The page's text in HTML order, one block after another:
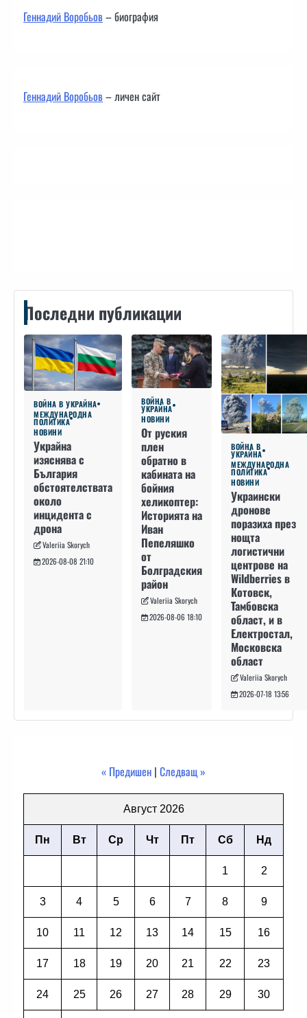
Геннадий Воробьов– биография
Геннадий Воробьов– личен сайт
Последни публикации
ВОЙНА В УКРАЙНА
МЕЖДУНАРОДНА
ПОЛИТИКА
НОВИНИ
Украйна
изяснява с
България
обстоятелствата
около
инцидента с
дрона
Valeriia Skorych
2026-08-08 21:10
ВОЙНА В
УКРАЙНА
НОВИНИ
От руския
плен
обратно в
кабината на
бойния
хеликоптер:
Историята на
Иван
Пепеляшко
от
Болградския
район
Valeriia Skorych
2026-08-06 18:10
ВОЙНА В
УКРАЙНА
МЕЖДУНАРОДНА
ПОЛИТИКА
НОВИНИ
Украински
дронове
поразиха през
нощта
логистични
центрове на
Wildberries в
Котовск,
Тамбовска
област, и в
Електростал,
Московска
област
Valeriia Skorych
2026-07-18 13:56
« Предишен | Следващ »
Август 2026
Пн Вт Ср Чт Пт Сб Нд
1 2
3 4 5 6 7 8 9
10 11 12 13 14 15 16
17 18 19 20 21 22 23
24 25 26 27 28 29 30